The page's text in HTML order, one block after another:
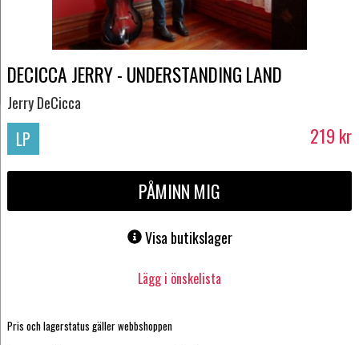
DECICCA JERRY - UNDERSTANDING LAND
Jerry DeCicca
LP 219 kr
PÅMINN MIG
Visa butikslager
Lägg i önskelista
Pris och lagerstatus gäller webbshoppen